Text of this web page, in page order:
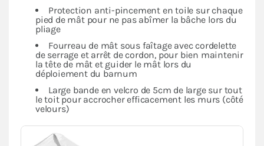
Protection anti-pincement en toile sur chaque
pied de mât pour ne pas abîmer la bâche lors du
pliage
Fourreau de mât sous faîtage avec cordelette
de serrage et arrêt de cordon, pour bien maintenir
la tête de mât et guider le mât lors du
déploiement du barnum
Large bande en velcro de 5cm de large sur tout
le toit pour accrocher efficacement les murs (côté
velours)